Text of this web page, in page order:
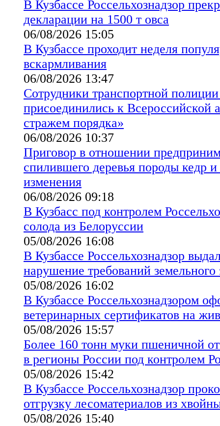
В Кузбассе Россельхознадзор
декларации на 1500 т овса
06/08/2026 15:05
В Кузбассе проходит неделя
вскармливания
06/08/2026 13:47
Сотрудники транспортной полиции
присоединились к Всероссийской
стражем порядка»
06/08/2026 10:37
Приговор в отношении
спилившего деревья породы кедр и
изменения
06/08/2026 09:18
В Кузбасс под контролем
солода из Белоруссии
05/08/2026 16:08
В Кузбассе Россельхознадзор
нарушение требований земельного
05/08/2026 16:02
В Кузбассе Россельхознадзором
ветеринарных сертификатов на
05/08/2026 15:57
Более 160 тонн муки пшеничной
в регионы России под контролем
05/08/2026 15:42
В Кузбассе Россельхознадзор
отгрузку лесоматериалов из
05/08/2026 15:40